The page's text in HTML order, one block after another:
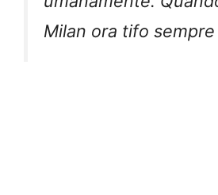
Milan ora tifo